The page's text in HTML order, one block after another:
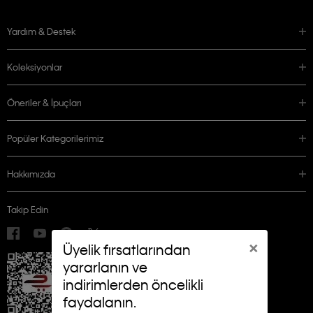
×
Üyelik fırsatlarından
yararlanın ve
indirimlerden öncelikli
faydalanın.
Yardım & Destek
Koleksiyonlar
Öneriler & İpuçları
Popüler Kategorilerimiz
Hakkımızda
Takip Edin